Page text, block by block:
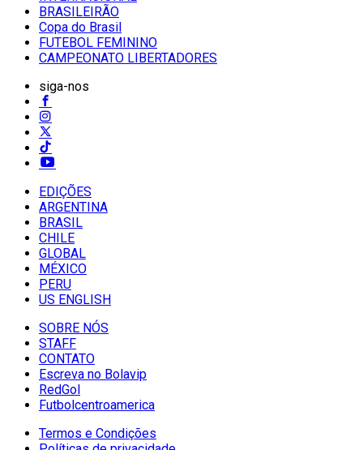
BRASILEIRÃO
Copa do Brasil
FUTEBOL FEMININO
CAMPEONATO LIBERTADORES
siga-nos
EDIÇÕES
ARGENTINA
BRASIL
CHILE
GLOBAL
MÉXICO
PERU
US ENGLISH
SOBRE NÓS
STAFF
CONTATO
Escreva no Bolavip
RedGol
Futbolcentroamerica
Termos e Condições